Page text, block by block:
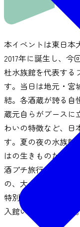
本イベントは東日本
2017年に誕生し、今
杜水族館を代表する
す。当日は地元・宮
結。各酒蔵が誇る自
蔵元自らがブースに
わいの特徴など、日
す。夏の夜の水族館
はの生きものたちの
酒プチ旅行」をお楽
の、大人に向けた・
特別なナイトイベ
入館いただけません